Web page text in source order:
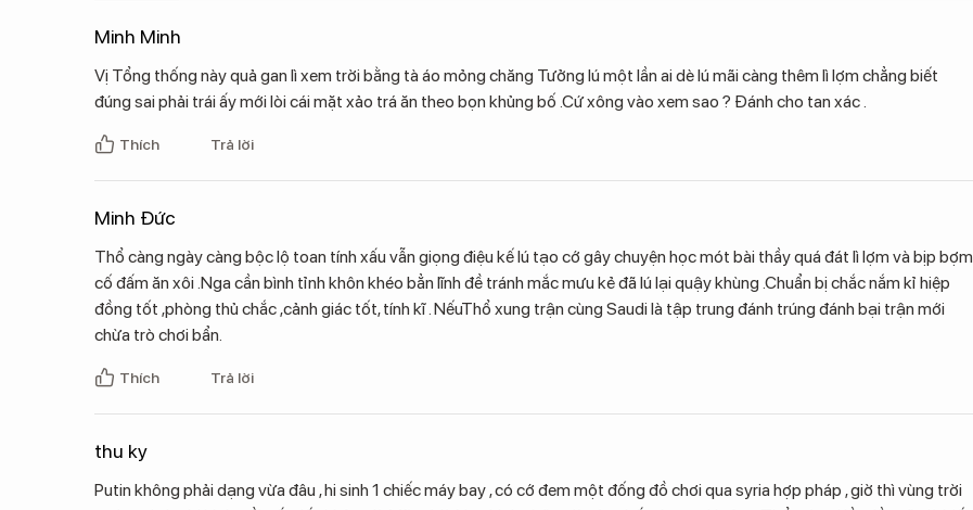
Minh Minh
Vị Tổng thống này quả gan lì xem trời bằng tà áo mỏng chăng Tưởng lú một lần ai dè lú mãi càng thêm lì lợm chẳng biết
đúng sai phải trái ấy mới lòi cái mặt xảo trá ăn theo bọn khủng bố .Cứ xông vào xem sao ? Đánh cho tan xác .
Thích Trả lời
Minh Đức
Thổ càng ngày càng bộc lộ toan tính xấu vẫn giọng điệu kế lú tạo cớ gây chuyện học mót bài thầy quá đát lì lợm và bịp bợm
cố đấm ăn xôi .Nga cần bình tỉnh khôn khéo bẳn lĩnh đề tránh mắc mưu kẻ đã lú lại quậy khùng .Chuẩn bị chắc nắm kỉ hiệp
đồng tốt ,phòng thủ chắc ,cảnh giác tốt, tính kĩ . NếuThổ xung trận cùng Saudi là tập trung đánh trúng đánh bại trận mới
chừa trò chơi bẩn.
Thích Trả lời
thu ky
Putin không phải dạng vừa đâu , hi sinh 1 chiếc máy bay , có cớ đem một đống đồ chơi qua syria hợp pháp , giờ thì vùng trời